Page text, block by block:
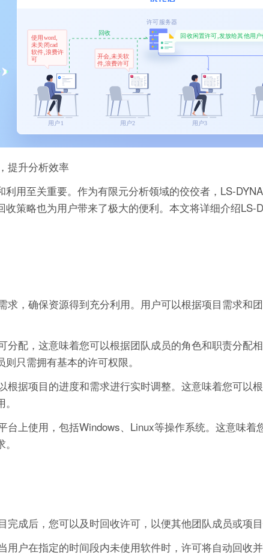
提升分析效率
用至关重要。作为有限元分析领域的佼佼者，LS-
策略也为用户带来了极大的便利。本文将详细介绍LS-
求，确保资源得到充分利用。用户可以根据项目需求和
分配，这意味着您可以根据团队成员的角色和职责分配
只需拥有基本的许可权限。
根据项目的进度和需求进行实时调整。这意味着您可以
台上使用，包括Windows、Linux等操作系统。这意味着
成后，您可以及时回收许可，以便其他团队成员或项目
用户在指定的时间段内未使用软件时，许可将自动回收